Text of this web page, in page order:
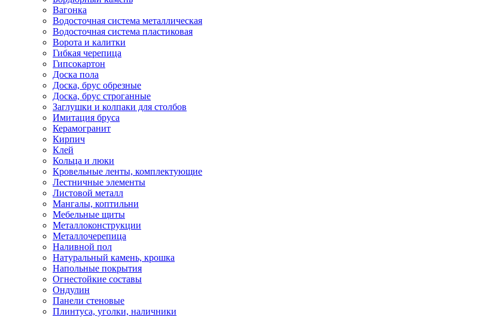
Вагонка
Водосточная система металлическая
Водосточная система пластиковая
Ворота и калитки
Гибкая черепица
Гипсокартон
Доска пола
Доска, брус обрезные
Доска, брус строганные
Заглушки и колпаки для столбов
Имитация бруса
Керамогранит
Кирпич
Клей
Кольца и люки
Кровельные ленты, комплектующие
Лестничные элементы
Листовой металл
Мангалы, коптильни
Мебельные щиты
Металлоконструкции
Металлочерепица
Наливной пол
Натуральный камень, крошка
Напольные покрытия
Огнестойкие составы
Ондулин
Панели стеновые
Плинтуса, уголки, наличники